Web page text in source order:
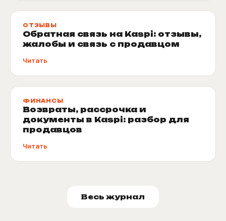
ОТЗЫВЫ
Обратная связь на Kaspi: отзывы,
жалобы и связь с продавцом
Читать
ФИНАНСЫ
Возвраты, рассрочка и
документы в Kaspi: разбор для
продавцов
Читать
Весь журнал